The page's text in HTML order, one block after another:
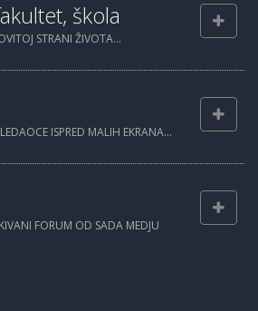
škola
STRANI ŽIVOTA...
ISPRED MALIH EKRANA...
FORUM OD SADA MEDJU